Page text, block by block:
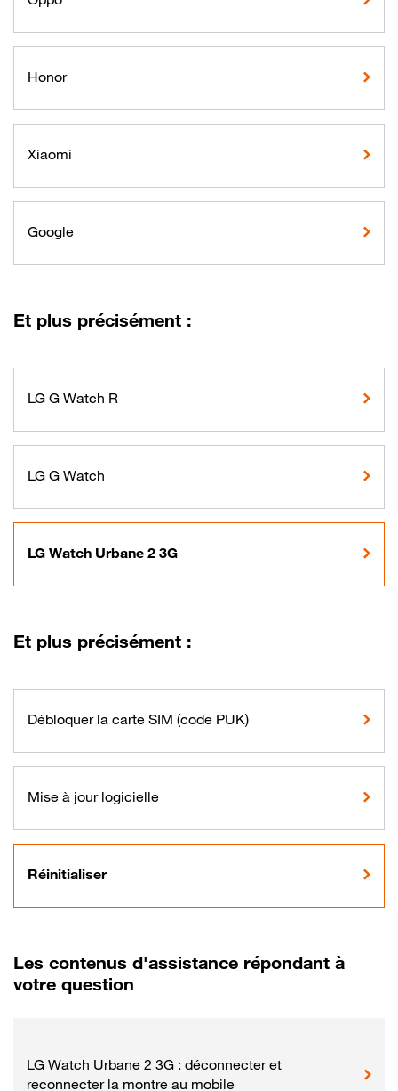
Honor
Xiaomi
Google
Et plus précisément :
LG G Watch R
LG G Watch
LG Watch Urbane 2 3G
Et plus précisément :
Débloquer la carte SIM (code PUK)
Mise à jour logicielle
Réinitialiser
Les contenus d'assistance répondant à
votre question
LG Watch Urbane 2 3G : déconnecter et
reconnecter la montre au mobile